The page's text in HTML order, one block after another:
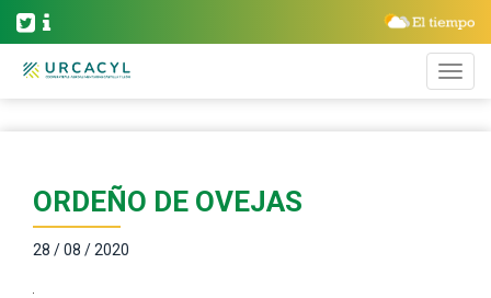
ORDEÑO DE OVEJAS
28 / 08 / 2020